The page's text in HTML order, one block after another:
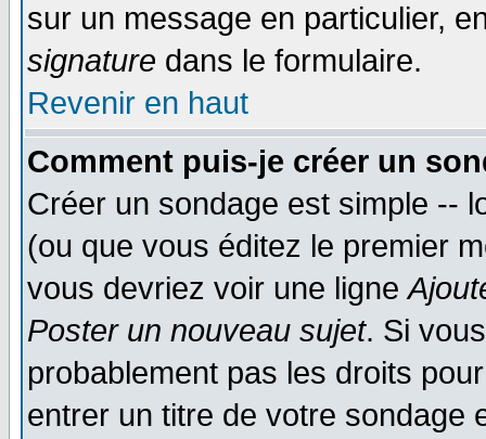
sur un message en particulier,
signature dans le formulaire.
Revenir en haut
Comment puis-je créer un
Créer un sondage est simple --
(ou que vous éditez le premier
vous devriez voir une ligne
Poster un nouveau sujet. Si
probablement pas les droits
entrer un titre de votre sondage